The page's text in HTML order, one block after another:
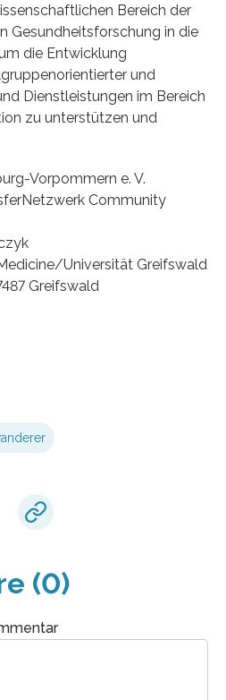
Bereich der
Gesundheitsforschung in die
die Entwicklung
und
Dienstleistungen im Bereich
zu unterstützen und
Vorpommern e. V.
Community
Universität Greifswald
Greifswald
(0)